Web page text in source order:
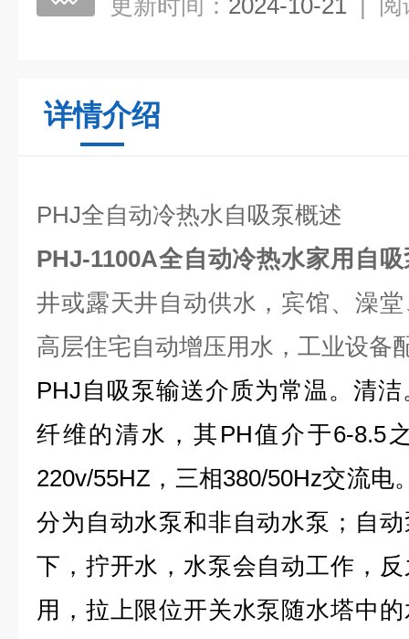
更新时间： 2024-10-21 | 阅
详情介绍
PHJ全自动冷热水自吸泵概述
PHJ-1100A全自动冷热水家用自
井或露天井自动供水，宾馆、澡
高层住宅自动增压用水，工业设备
PHJ自吸泵输送介质为常温。清
纤维的清水，其PH值介于6-8.5
220v/55HZ，三相380/50Hz交流电
分为自动水泵和非自动水泵；自
下，拧开水，水泵会自动工作，
用，拉上限位开关水泵随水塔中